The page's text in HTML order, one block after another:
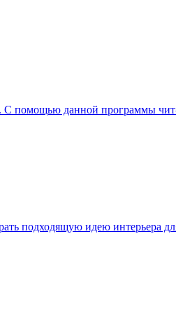
С помощью данной программы
подходящую идею интерьера